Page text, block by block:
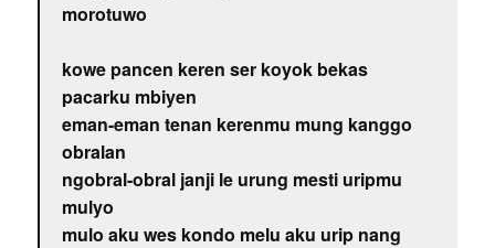
morotuwo
kowe pancen keren ser koyok bekas
pacarku mbiyen
eman-eman tenan kerenmu mung kanggo
obralan
ngobral-obral janji le urung mesti uripmu
mulyo
mulo aku wes kondo melu aku urip nang